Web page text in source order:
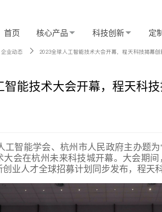
首页 核心产品 科技创新 定
企业动态 2023全球人工智能技术大会开幕，程天科技揭幕创
智能技术大会开幕，程天科
工智能学会、杭州市人民政府主办题
大会在杭州未来科技城开幕。大会期间
业人才全球招募计划同步发布，程天